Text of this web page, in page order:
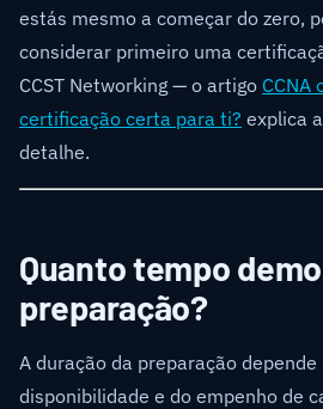
estás mesmo a começar do zero,
considerar primeiro uma
CCST Networking — o artigo CCNA
certificação certa para ti? explica
detalhe.
Quanto tempo
preparação?
A duração da preparação
disponibilidade e do empenho de